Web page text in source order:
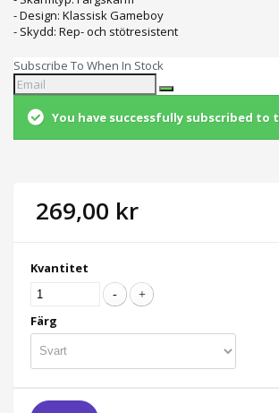
- Design: Klassisk Gameboy
- Skydd: Rep- och stötresistent
Subscribe To When In Stock
You have successfully subscribed to
269,00 kr
Kvantitet
Färg